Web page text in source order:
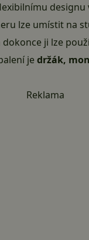
designu
lze umístit na
ji lze
jedržák,
Reklama